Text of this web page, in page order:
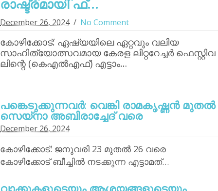
രാഷ്ട്രമായി ഫ്...
December 26, 2024 No Comment
കോഴിക്കോട്: ഏഷ്യയിലെ ഏറ്റവും വലിയ
സാഹിത്യോത്സവമായ കേരള ലിറ്ററേച്ചര്‍ ഫെസ്റ്റിവ
ലിന്റെ (കെഎല്‍എഫ്) എട്ടാം…
പങ്കെടുക്കുന്നവര്‍: വെങ്കി രാമകൃഷ്ണന്‍ മുതല്‍
സെയ്‌നാ അബിരാച്ചേദ് വരെ
December 26, 2024
കോഴിക്കോട്: ജനുവരി 23 മുതല്‍ 26 വരെ
കോഴിക്കോട് ബീച്ചില്‍ നടക്കുന്ന എട്ടാമത്…
വാക്കുകളുടെയും ആശയങ്ങളുടെയും